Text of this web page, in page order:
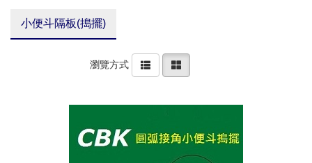
小便斗隔板(搗擺)
瀏覽方式